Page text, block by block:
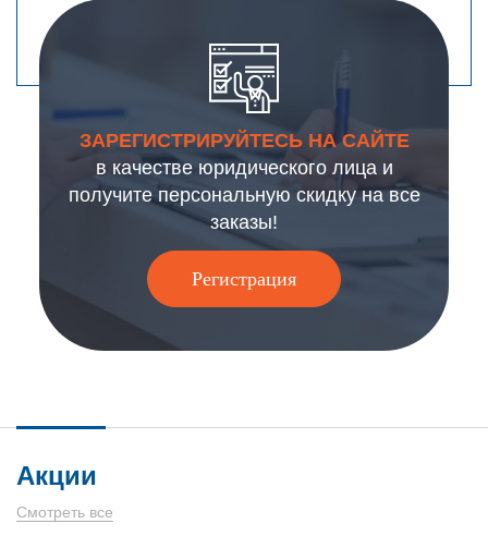
ЗАРЕГИСТРИРУЙТЕСЬ НА САЙТЕ
в качестве юридического лица и
получите персональную скидку на все
заказы!
Регистрация
Акции
Смотреть все